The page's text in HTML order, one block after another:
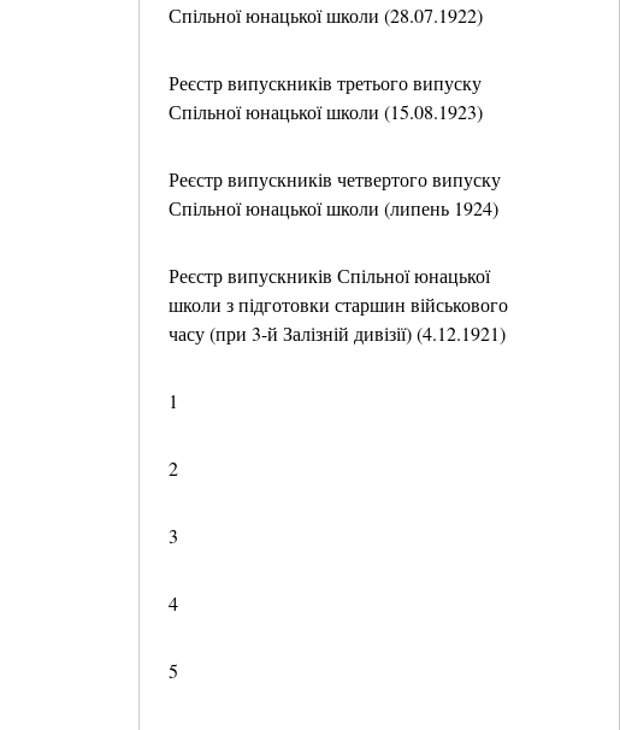
Спільної юнацької школи (28.07.1922)
Реєстр випускників третього випуску
Спільної юнацької школи (15.08.1923)
Реєстр випускників четвертого випуску
Спільної юнацької школи (липень 1924)
Реєстр випускників Спільної юнацької
школи з підготовки старшин військового
часу (при 3-й Залізній дивізії) (4.12.1921)
1
2
3
4
5